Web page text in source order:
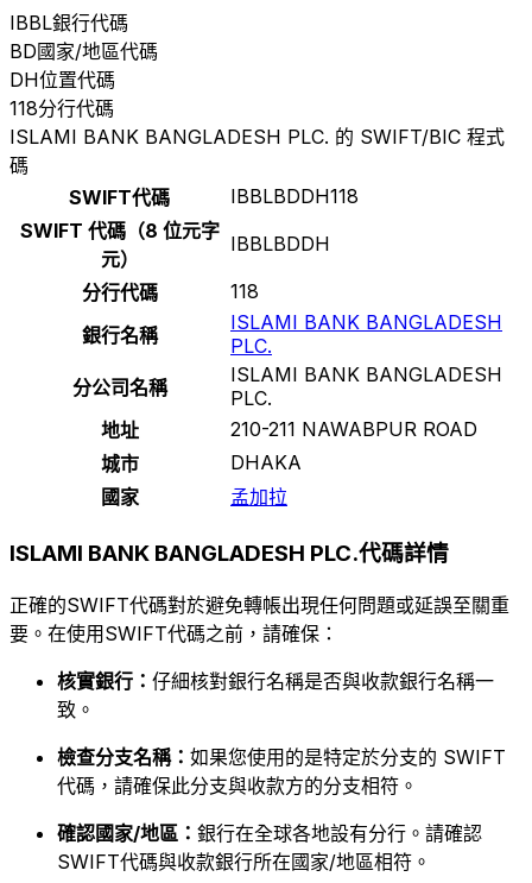
IBBL銀行代碼
BD國家/地區代碼
DH位置代碼
118分行代碼
ISLAMI BANK BANGLADESH PLC. 的 SWIFT/BIC 程式
碼
SWIFT代碼
IBBLBDDH118
SWIFT 代碼（8 位元字
元）
IBBLBDDH
分行代碼
118
銀行名稱
ISLAMI BANK BANGLADESH
PLC.
分公司名稱
ISLAMI BANK BANGLADESH
PLC.
地址
210-211 NAWABPUR ROAD
城市
DHAKA
國家
孟加拉
ISLAMI BANK BANGLADESH PLC.代碼詳情
正確的SWIFT代碼對於避免轉帳出現任何問題或延誤至關重
要。在使用SWIFT代碼之前，請確保：
核實銀行： 仔細核對銀行名稱是否與收款銀行名稱一
致。
檢查分支名稱： 如果您使用的是特定於分支的 SWIFT
代碼，請確保此分支與收款方的分支相符。
確認國家/地區： 銀行在全球各地設有分行。請確認
SWIFT代碼與收款銀行所在國家/地區相符。